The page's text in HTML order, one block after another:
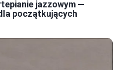
jazzowym —
początkujących